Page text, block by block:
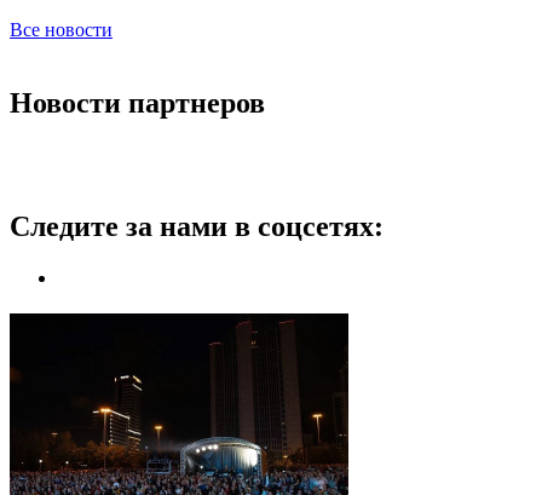
Все новости
Новости партнеров
Следите за нами в соцсетях: